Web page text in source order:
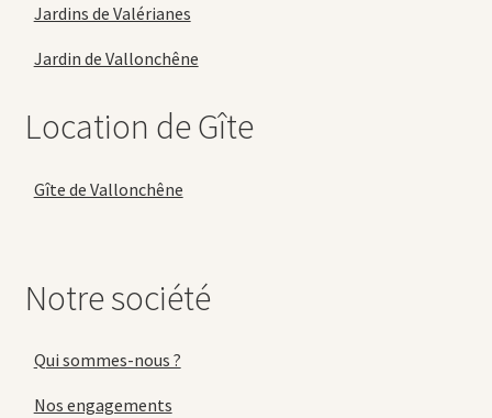
Jardins de Valérianes
Jardin de Vallonchêne
Location de Gîte
Gîte de Vallonchêne
Notre société
Qui sommes-nous ?
Nos engagements